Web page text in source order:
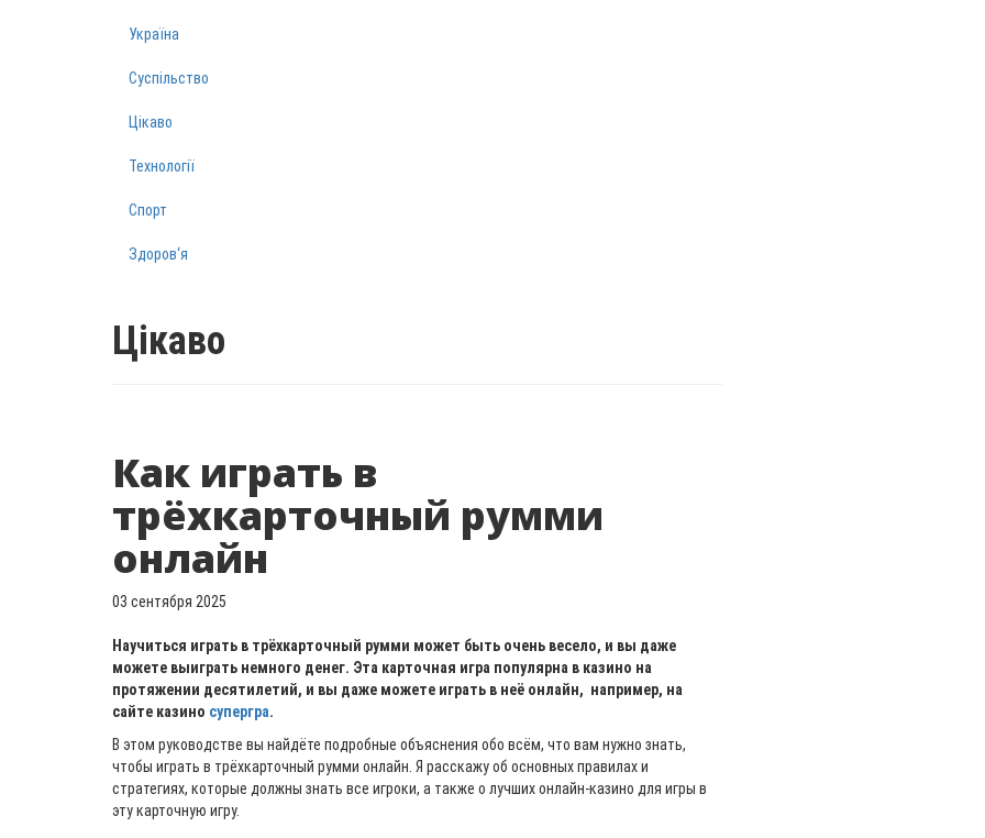
Україна
Суспільство
Цікаво
Технології
Спорт
Здоров‘я
Цікаво
Как играть в
трёхкарточный румми
онлайн
03 сентября 2025
Научиться играть в трёхкарточный румми может быть очень весело, и вы даже
можете выиграть немного денег. Эта карточная игра популярна в казино на
протяжении десятилетий, и вы даже можете играть в неё онлайн, например, на
сайте казино супергра.
В этом руководстве вы найдёте подробные объяснения обо всём, что вам нужно знать,
чтобы играть в трёхкарточный румми онлайн. Я расскажу об основных правилах и
стратегиях, которые должны знать все игроки, а также о лучших онлайн-казино для игры в
эту карточную игру.